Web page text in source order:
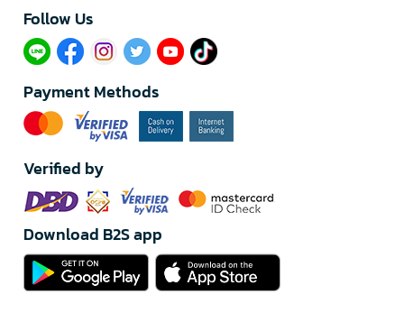
Follow Us​
Payment Methods
Verified by
Download B2S app